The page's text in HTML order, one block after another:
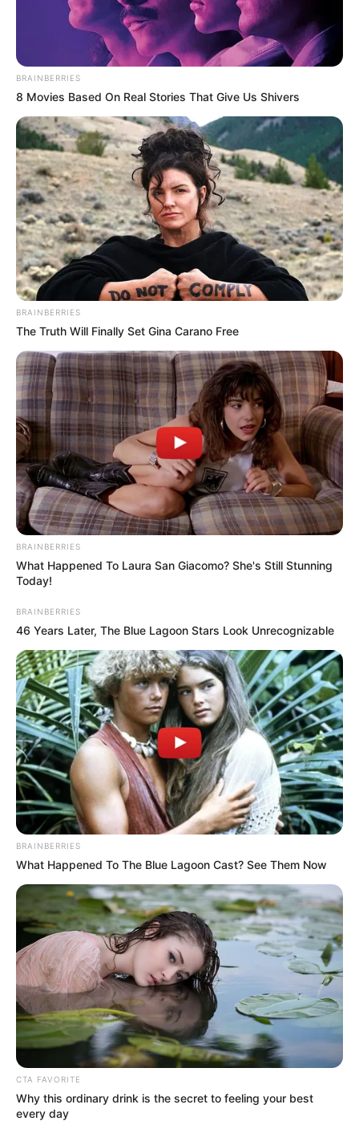
ΤΑΥΤΟΤΗΤΑ ΚΑΙ ΕΠΙΚΟΙΝΩΝΙΑ ΟΡΟΙ ΧΡΗΣΗΣ
BRAINBERRIES
8 Movies Based On Real Stories That Give Us Shivers
BRAINBERRIES
The Truth Will Finally Set Gina Carano Free
BRAINBERRIES
What Happened To Laura San Giacomo? She's Still Stunning
Today!
BRAINBERRIES
46 Years Later, The Blue Lagoon Stars Look Unrecognizable
BRAINBERRIES
What Happened To The Blue Lagoon Cast? See Them Now
CTA FAVORITE
Why this ordinary drink is the secret to feeling your best
every day